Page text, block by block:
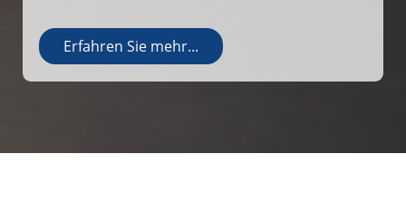
Erfahren Sie mehr...